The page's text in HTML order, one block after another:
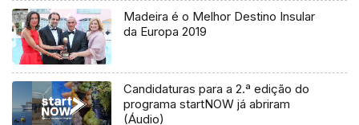
Madeira é o Melhor Destino Insular
da Europa 2019
Candidaturas para a 2.ª edição do
programa startNOW já abriram
(Áudio)